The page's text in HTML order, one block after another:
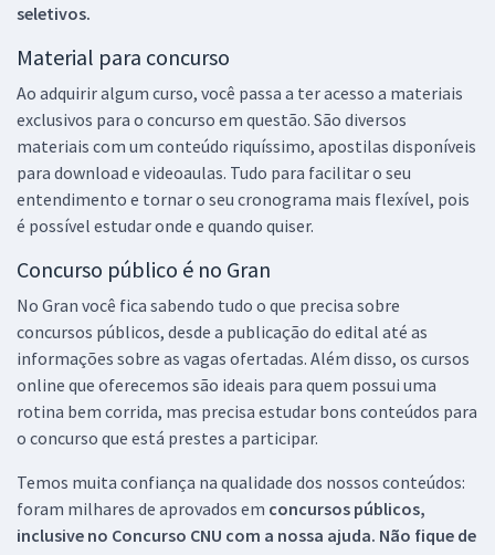
seletivos.
Material para concurso
Ao adquirir algum curso, você passa a ter acesso a materiais
exclusivos para o concurso em questão. São diversos
materiais com um conteúdo riquíssimo, apostilas disponíveis
para download e videoaulas. Tudo para facilitar o seu
entendimento e tornar o seu cronograma mais flexível, pois
é possível estudar onde e quando quiser.
Concurso público é no Gran
No Gran você fica sabendo tudo o que precisa sobre
concursos públicos, desde a publicação do edital até as
informações sobre as vagas ofertadas. Além disso, os cursos
online que oferecemos são ideais para quem possui uma
rotina bem corrida, mas precisa estudar bons conteúdos para
o concurso que está prestes a participar.
Temos muita confiança na qualidade dos nossos conteúdos:
foram milhares de aprovados em concursos públicos,
inclusive no Concurso CNU com a nossa ajuda. Não fique de